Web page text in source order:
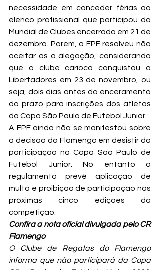
necessidade em conceder férias ao
elenco profissional que participou do
Mundial de Clubes encerrado em 21 de
dezembro. Porem, a FPF resolveu não
aceitar as a alegação, considerando
que o clube carioca conquistou a
Libertadores em 23 de novembro, ou
seja, dois dias antes do enceramento
do prazo para inscrições dos atletas
da Copa São Paulo de Futebol Junior.
A FPF ainda não se manifestou sobre
a decisão do Flamengo em desistir da
participação na Copa São Paulo de
Futebol Junior. No entanto o
regulamento prevê aplicação de
multa e proibição de participação nas
próximas cinco edições da
competição.
Confira a nota oficial divulgada pelo CR
Flamengo
O Clube de Regatas do Flamengo
informa que não participará da Copa